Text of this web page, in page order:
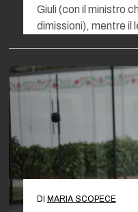
Giuli (con il ministro
dimissioni), mentre il
DI MARIA SCOPECE